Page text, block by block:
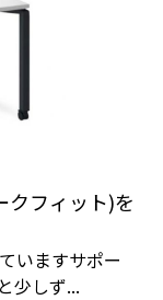
クフィット)を
いますサポー
少しず...